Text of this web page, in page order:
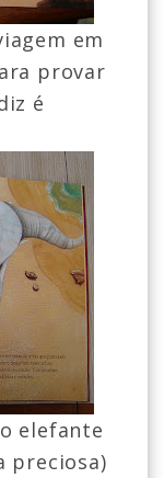
em
provar
é
elefante
preciosa)